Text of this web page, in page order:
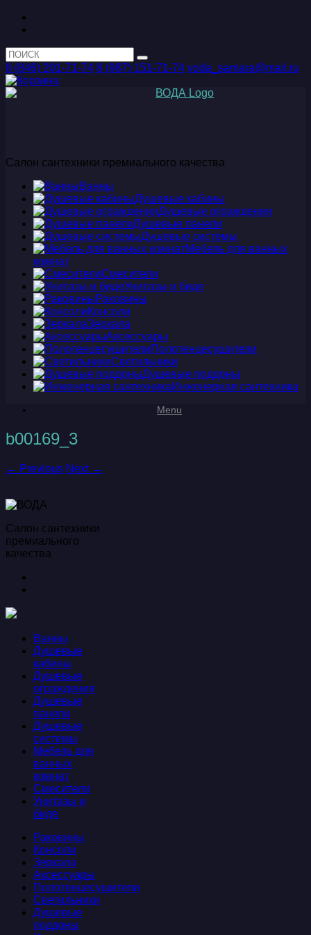
8 (846) 201-71-74 8 (987) 151-71-74 voda_samara@mail.ru
Салон сантехники премиального качества
Ванны
Душевые кабины
Душевые ограждения
Душевые панели
Душевые системы
Мебель для ванных
комнат
Смесители
Унитазы и биде
Раковины
Консоли
Зеркала
Аксессуары
Полотенцесушители
Светильники
Душевые поддоны
Инженерная сантехника
Menu
b00169_3
← Previous Next →
Салон сантехники
премиального
качества
Ванны
Душевые
кабины
Душевые
ограждения
Душевые
панели
Душевые
системы
Мебель для
ванных
комнат
Смесители
Унитазы и
биде
Раковины
Консоли
Зеркала
Аксессуары
Полотенцесушители
Светильники
Душевые
поддоны